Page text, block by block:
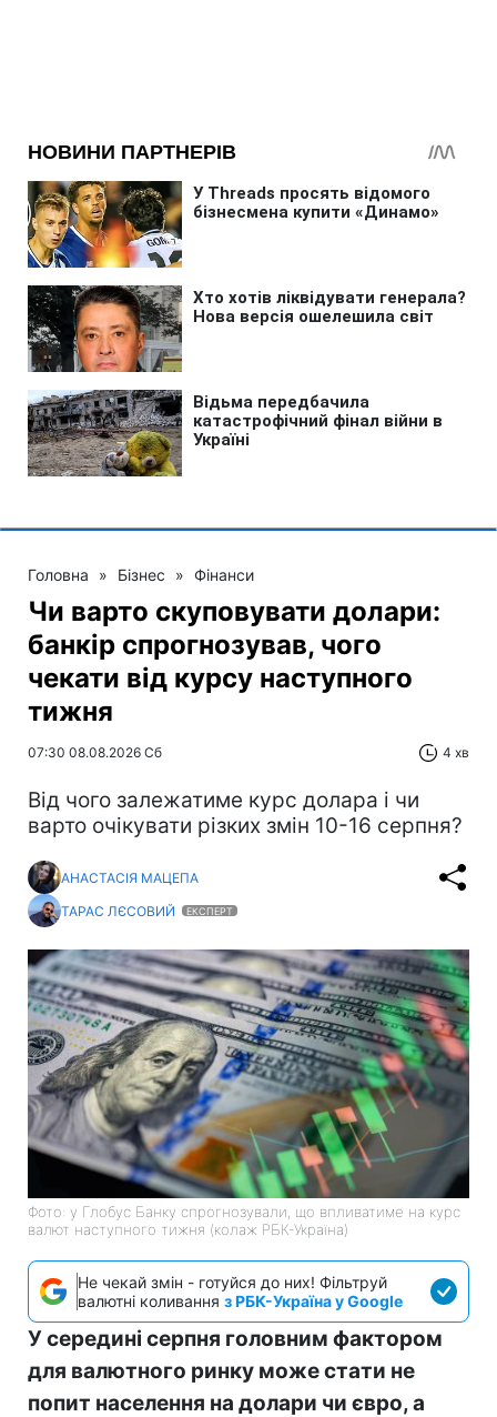
Головна » Бізнес » Фінанси
Чи варто скуповувати долари:
банкір спрогнозував, чого
чекати від курсу наступного
тижня
07:30 08.08.2026 Сб 4 хв
Від чого залежатиме курс долара і чи
варто очікувати різких змін 10-16 серпня?
АНАСТАСІЯ МАЦЕПА
ТАРАС ЛЄСОВИЙ
ЕКСПЕРТ
Фото: у Глобус Банку спрогнозували, що впливатиме на курс
валют наступного тижня (колаж РБК-Україна)
Не чекай змін - готуйся до них! Фільтруй
валютні коливання з РБК-Україна у Google
У середині серпня головним фактором
для валютного ринку може стати не
попит населення на долари чи євро, а